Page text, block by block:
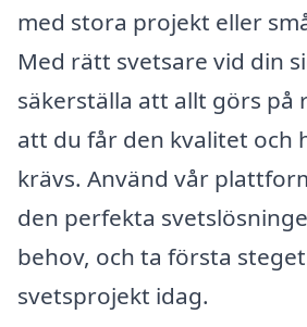
med stora projekt eller
Med rätt svetsare vid din
säkerställa att allt görs på
att du får den kvalitet och
krävs. Använd vår
den perfekta
behov, och ta första
svetsprojekt idag.